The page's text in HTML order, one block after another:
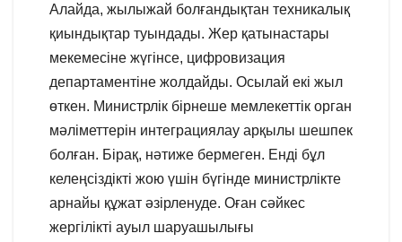
Алайда, жылыжай болғандықтан техникалық
қиындықтар туындады. Жер қатынастары
мекемесіне жүгінсе, цифровизация
департаментіне жолдайды. Осылай екі жыл
өткен. Министрлік бірнеше мемлекеттік орган
мәліметтерін интеграциялау арқылы шешпек
болған. Бірақ, нәтиже бермеген. Енді бұл
келеңсіздікті жою үшін бүгінде министрлікте
арнайы құжат әзірленуде. Оған сәйкес
жергілікті ауыл шаруашылығы